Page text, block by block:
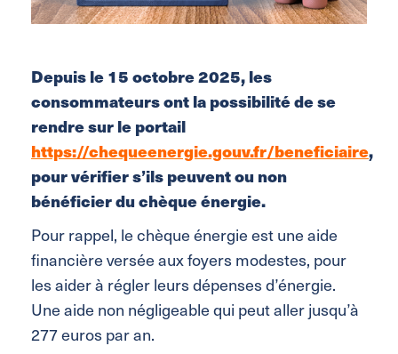
Depuis le 15 octobre 2025, les
consommateurs ont la possibilité de se
rendre sur le portail
https://chequeenergie.gouv.fr/beneficiaire,
pour vérifier s’ils peuvent ou non
bénéficier du chèque énergie.
Pour rappel, le chèque énergie est une aide
financière versée aux foyers modestes, pour
les aider à régler leurs dépenses d’énergie.
Une aide non négligeable qui peut aller jusqu’à
277 euros par an.